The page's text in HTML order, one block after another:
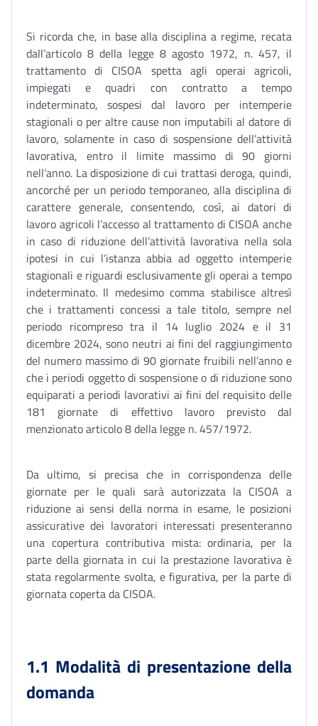
Si ricorda che, in base alla disciplina a regime, recata
dall’articolo 8 della legge 8 agosto 1972, n. 457, il
trattamento di CISOA spetta agli operai agricoli,
impiegati e quadri con contratto a tempo
indeterminato, sospesi dal lavoro per intemperie
stagionali o per altre cause non imputabili al datore di
lavoro, solamente in caso di sospensione dell’attività
lavorativa, entro il limite massimo di 90 giorni
nell’anno. La disposizione di cui trattasi deroga, quindi,
ancorché per un periodo temporaneo, alla disciplina di
carattere generale, consentendo, così, ai datori di
lavoro agricoli l’accesso al trattamento di CISOA anche
in caso di riduzione dell’attività lavorativa nella sola
ipotesi in cui l’istanza abbia ad oggetto intemperie
stagionali e riguardi esclusivamente gli operai a tempo
indeterminato. Il medesimo comma stabilisce altresì
che i trattamenti concessi a tale titolo, sempre nel
periodo ricompreso tra il 14 luglio 2024 e il 31
dicembre 2024, sono neutri ai fini del raggiungimento
del numero massimo di 90 giornate fruibili nell’anno e
che i periodi oggetto di sospensione o di riduzione sono
equiparati a periodi lavorativi ai fini del requisito delle
181 giornate di effettivo lavoro previsto dal
menzionato articolo 8 della legge n. 457/1972.
Da ultimo, si precisa che in corrispondenza delle
giornate per le quali sarà autorizzata la CISOA a
riduzione ai sensi della norma in esame, le posizioni
assicurative dei lavoratori interessati presenteranno
una copertura contributiva mista: ordinaria, per la
parte della giornata in cui la prestazione lavorativa è
stata regolarmente svolta, e figurativa, per la parte di
giornata coperta da CISOA.
1.1 Modalità di presentazione della
domanda